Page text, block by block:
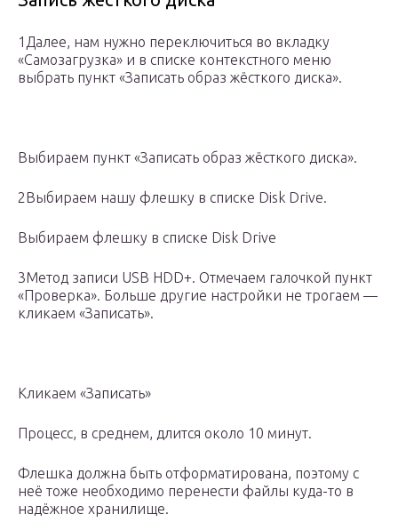
1Далее, нам нужно переключиться во вкладку
«Самозагрузка» и в списке контекстного меню
выбрать пункт «Записать образ жёсткого диска».
Выбираем пункт «Записать образ жёсткого диска».
2Выбираем нашу флешку в списке Disk Drive.
Выбираем флешку в списке Disk Drive
3Метод записи USB HDD+. Отмечаем галочкой пункт
«Проверка». Больше другие настройки не трогаем —
кликаем «Записать».
Кликаем «Записать»
Процесс, в среднем, длится около 10 минут.
Флешка должна быть отформатирована, поэтому с
неё тоже необходимо перенести файлы куда-то в
надёжное хранилище.